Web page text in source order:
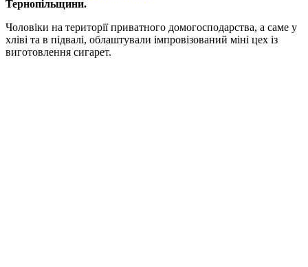
Тернопільщини.
Чоловіки на території приватного домогосподарства, а саме у
хліві та в підвалі, облаштували імпровізований міні цех із
виготовлення сигарет.